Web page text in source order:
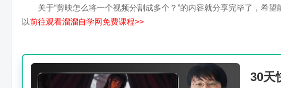
关于“剪映怎么将一个视频分割成多个？”的内容就分享完毕了，希
以前往观看溜溜自学网免费课程>>